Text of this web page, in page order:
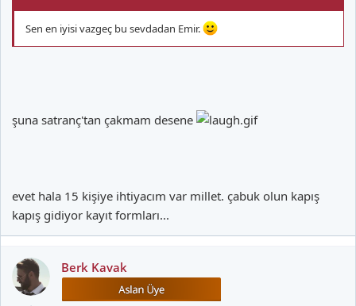
Sen en iyisi vazgeç bu sevdadan Emir.
şuna satranç'tan çakmam desene
evet hala 15 kişiye ihtiyacım var millet. çabuk olun kapış
kapış gidiyor kayıt formları...
Berk Kavak